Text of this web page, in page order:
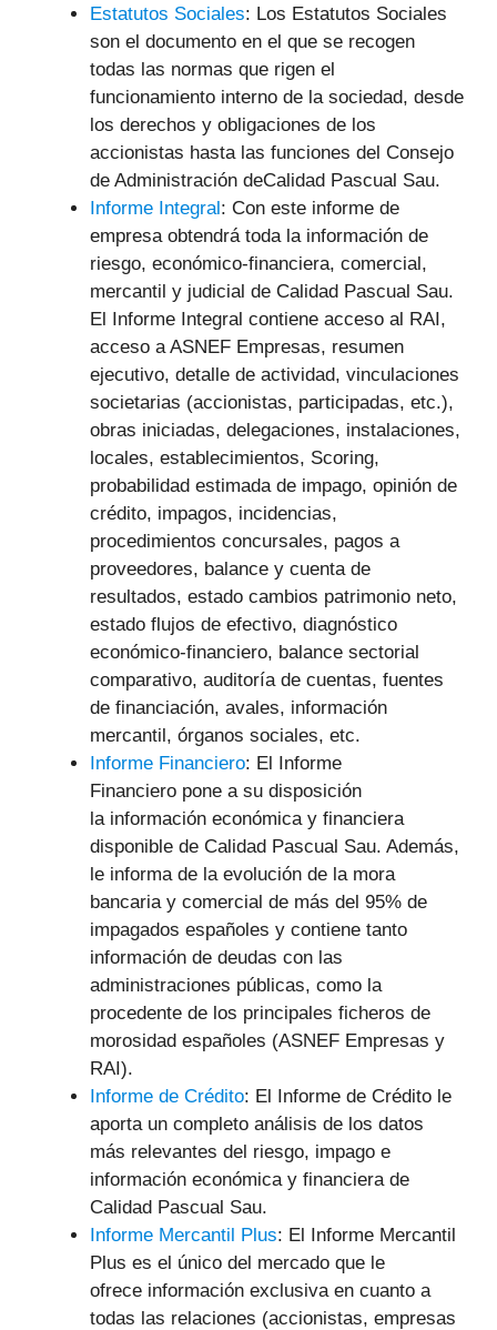
Estatutos Sociales: Los Estatutos Sociales
son el documento en el que se recogen
todas las normas que rigen el
funcionamiento interno de la sociedad, desde
los derechos y obligaciones de los
accionistas hasta las funciones del Consejo
de Administración deCalidad Pascual Sau.
Informe Integral: Con este informe de
empresa obtendrá toda la información de
riesgo, económico-financiera, comercial,
mercantil y judicial de Calidad Pascual Sau.
El Informe Integral contiene acceso al RAI,
acceso a ASNEF Empresas, resumen
ejecutivo, detalle de actividad, vinculaciones
societarias (accionistas, participadas, etc.),
obras iniciadas, delegaciones, instalaciones,
locales, establecimientos, Scoring,
probabilidad estimada de impago, opinión de
crédito, impagos, incidencias,
procedimientos concursales, pagos a
proveedores, balance y cuenta de
resultados, estado cambios patrimonio neto,
estado flujos de efectivo, diagnóstico
económico-financiero, balance sectorial
comparativo, auditoría de cuentas, fuentes
de financiación, avales, información
mercantil, órganos sociales, etc.
Informe Financiero: El Informe
Financiero pone a su disposición
la información económica y financiera
disponible de Calidad Pascual Sau. Además,
le informa de la evolución de la mora
bancaria y comercial de más del 95% de
impagados españoles y contiene tanto
información de deudas con las
administraciones públicas, como la
procedente de los principales ficheros de
morosidad españoles (ASNEF Empresas y
RAI).
Informe de Crédito: El Informe de Crédito le
aporta un completo análisis de los datos
más relevantes del riesgo, impago e
información económica y financiera de
Calidad Pascual Sau.
Informe Mercantil Plus: El Informe Mercantil
Plus es el único del mercado que le
ofrece información exclusiva en cuanto a
todas las relaciones (accionistas, empresas